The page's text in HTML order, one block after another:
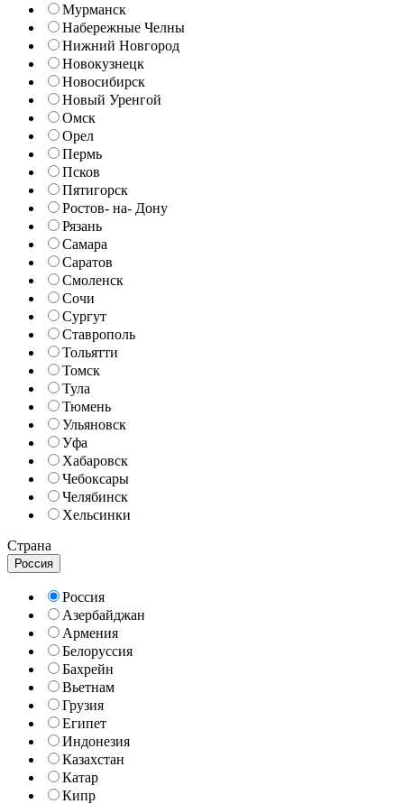
Мурманск
Набережные Челны
Нижний Новгород
Новокузнецк
Новосибирск
Новый Уренгой
Омск
Орел
Пермь
Псков
Пятигорск
Ростов- на- Дону
Рязань
Самара
Саратов
Смоленск
Сочи
Сургут
Ставрополь
Тольятти
Томск
Тула
Тюмень
Ульяновск
Уфа
Хабаровск
Чебоксары
Челябинск
Хельсинки
Страна
Россия
Россия
Азербайджан
Армения
Белоруссия
Бахрейн
Вьетнам
Грузия
Египет
Индонезия
Казахстан
Катар
Кипр